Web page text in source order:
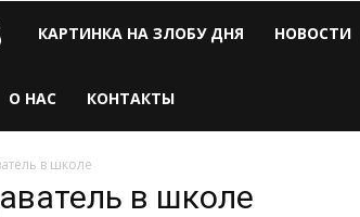
Новости
Казахстана
КАРТИНКА НА ЗЛОБУ ДНЯ НОВОСТИ
О НАС КОНТАКТЫ
в школе
в школе